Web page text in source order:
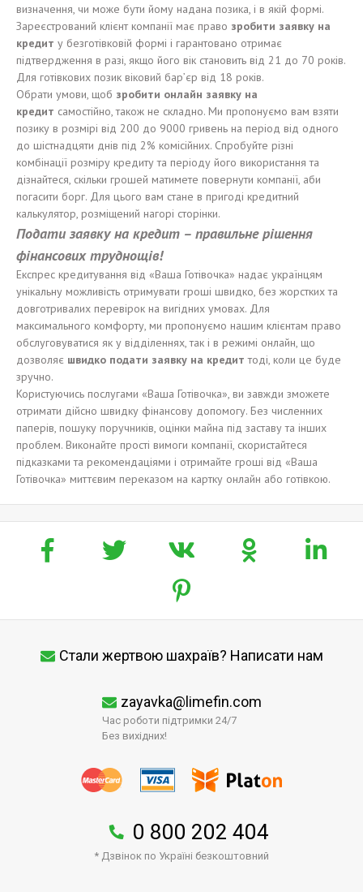
визначення, чи може бути йому надана позика, і в якій формі.
Зареєстрований клієнт компанії має право зробити заявку на
кредит у безготівковій формі і гарантовано отримає
підтвердження в разі, якщо його вік становить від 21 до 70 років.
Для готівкових позик віковий бар’єр від 18 років.
Обрати умови, щоб зробити онлайн заявку на
кредит самостійно, також не складно. Ми пропонуємо вам взяти
позику в розмірі від 200 до 9000 гривень на період від одного
до шістнадцяти днів під 2% комісійних. Спробуйте різні
комбінації розміру кредиту та періоду його використання та
дізнайтеся, скільки грошей матимете повернути компанії, аби
погасити борг. Для цього вам стане в пригоді кредитний
калькулятор, розміщений нагорі сторінки.
Подати заявку на кредит – правильне рішення
фінансових труднощів!
Експрес кредитування від «Ваша Готівочка» надає українцям
унікальну можливість отримувати гроші швидко, без жорстких та
довготривалих перевірок на вигідних умовах. Для
максимального комфорту, ми пропонуємо нашим клієнтам право
обслуговуватися як у відділеннях, так і в режимі онлайн, що
дозволяє швидко подати заявку на кредит тоді, коли це буде
зручно.
Користуючись послугами «Ваша Готівочка», ви завжди зможете
отримати дійсно швидку фінансову допомогу. Без численних
паперів, пошуку поручників, оцінки майна під заставу та інших
проблем. Виконайте прості вимоги компанії, скористайтеся
підказками та рекомендаціями і отримайте гроші від «Ваша
Готівочка» миттєвим переказом на картку онлайн або готівкою.
Стали жертвою шахраїв? Написати нам
zayavka@limefin.com
Час роботи підтримки 24/7
Без вихідних!
0 800 202 404
* Дзвінок по Україні безкоштовний